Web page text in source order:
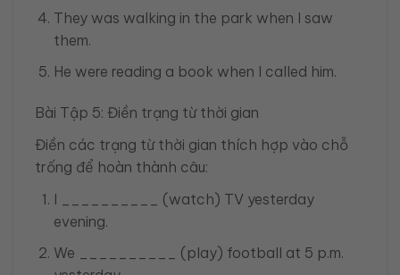
They was walking in the park when I saw
them.
He were reading a book when I called him.
Bài Tập 5: Điền trạng từ thời gian
Điền các trạng từ thời gian thích hợp vào chỗ
trống để hoàn thành câu:
I __________ (watch) TV yesterday
evening.
We __________ (play) football at 5 p.m.